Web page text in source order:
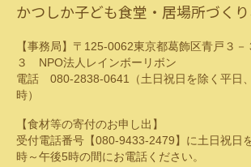
かつしか子ども食堂・居場所づく
【事務局】〒125-0062東京都葛飾区青戸３－
３ NPO法人レインボーリボン
電話 080-2838-0641（土日祝日を除く平日
時）
【食材等の寄付のお申し出】
受付電話番号【080-9433-2479】に土日祝日
時～午後5時の間にお電話ください。